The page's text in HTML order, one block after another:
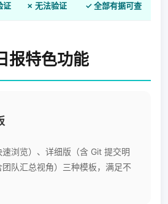
证 ✗ 无法验证 ✓ 全部有据可查
报特色功能
浏览）、详细版（含 Git 提交明
队汇总视角）三种模板，满足不